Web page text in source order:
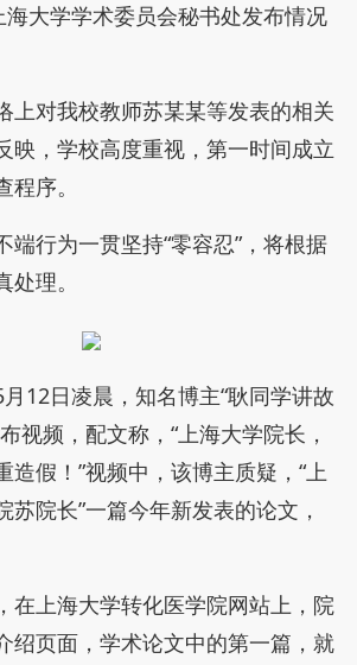
海大学学术委员会秘书处发布情况
上对我校教师苏某某等发表的相关
映，学校高度重视，第一时间成立
序。
端行为一贯坚持“零容忍”，将根据
理。
12日凌晨，知名博主“耿同学讲故
视频，配文称，“上海大学院长，
造假！”视频中，该博主质疑，“上
苏院长”一篇今年新发表的论文，
在上海大学转化医学院网站上，院
绍页面，学术论文中的第一篇，就